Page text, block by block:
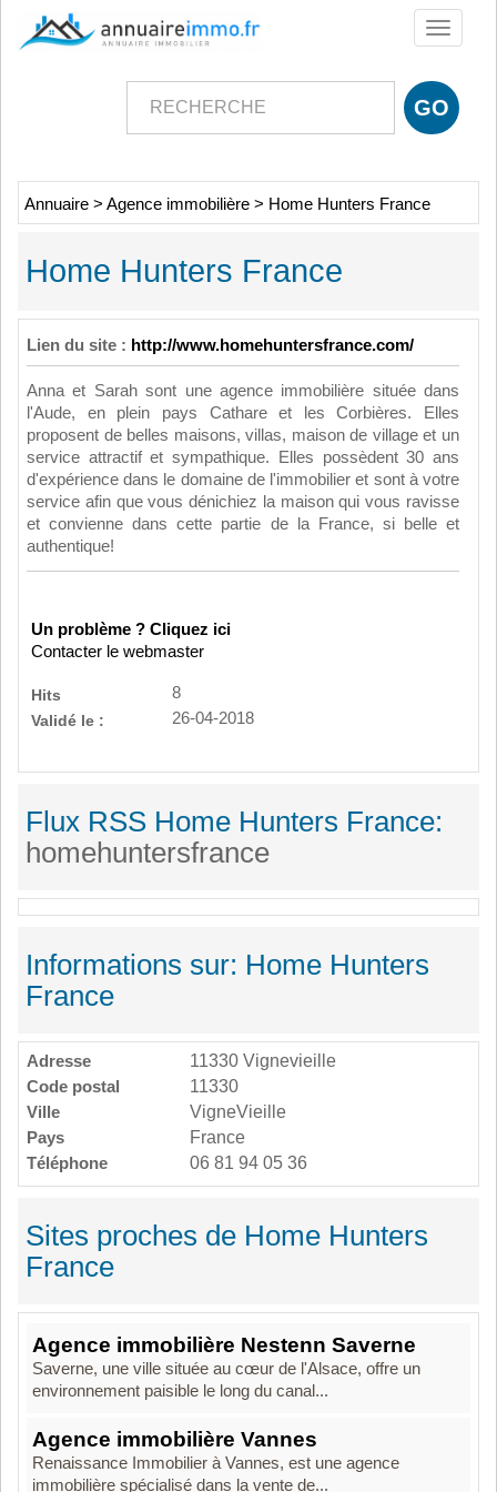
Toggle
Annuaire > Agence immobilière > Home Hunters France
Home Hunters France
Lien du site : http://www.homehuntersfrance.com/
Anna et Sarah sont une agence immobilière située dans
l'Aude, en plein pays Cathare et les Corbières. Elles
proposent de belles maisons, villas, maison de village et un
service attractif et sympathique. Elles possèdent 30 ans
d'expérience dans le domaine de l'immobilier et sont à votre
service afin que vous dénichiez la maison qui vous ravisse
et convienne dans cette partie de la France, si belle et
authentique!
Un problème ? Cliquez ici
Contacter le webmaster
Hits
8
Validé le :
26-04-2018
Flux RSS Home Hunters France:
homehuntersfrance
Informations sur: Home Hunters
France
Adresse
11330 Vignevieille
Code postal
11330
Ville
VigneVieille
Pays
France
Téléphone
06 81 94 05 36
Sites proches de Home Hunters
France
Agence immobilière Nestenn Saverne
Saverne, une ville située au cœur de l'Alsace, offre un
environnement paisible le long du canal...
Agence immobilière Vannes
Renaissance Immobilier à Vannes, est une agence
immobilière spécialisé dans la vente de...